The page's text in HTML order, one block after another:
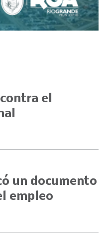
el
un documento
empleo